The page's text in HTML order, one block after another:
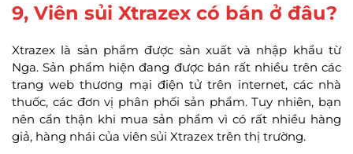
9, Viên sủi Xtrazex có bán ở đâu?
Xtrazex là sản phẩm được sản xuất và nhập khẩu từ
Nga. Sản phẩm hiện đang được bán rất nhiều trên các
trang web thương mại điện tử trên internet, các nhà
thuốc, các đơn vị phân phối sản phẩm. Tuy nhiên, bạn
nên cẩn thận khi mua sản phẩm vì có rất nhiều hàng
giả, hàng nhái của viên sủi Xtrazex trên thị trường.